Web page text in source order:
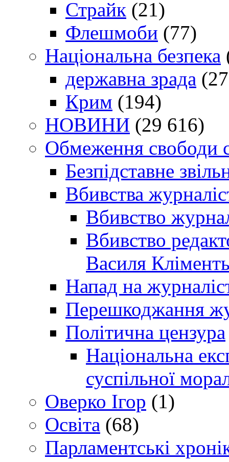
Страйк (21)
Флешмоби (77)
Національна безпека
державна зрада
Крим (194)
НОВИНИ (29 616)
Обмеження свободи
Безпідставне
Вбивства
Вбивство
Вбивство
Василя
Напад на
Перешкоджання
Політична цензура
Національна
суспільної
Оверко Ігор (1)
Освіта (68)
Парламентські